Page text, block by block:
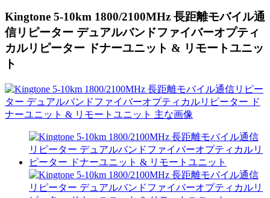
Kingtone 5-10km 1800/2100MHz 長距離モバイル通
信リピーター デュアルバンドファイバーオプティ
カルリピーター ドナーユニット & リモートユニッ
ト